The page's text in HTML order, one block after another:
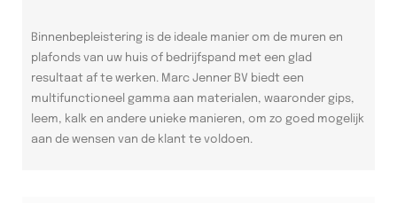
Binnenbepleistering is de ideale manier om de muren en
plafonds van uw huis of bedrijfspand met een glad
resultaat af te werken. Marc Jenner BV biedt een
multifunctioneel gamma aan materialen, waaronder gips,
leem, kalk en andere unieke manieren, om zo goed mogelijk
aan de wensen van de klant te voldoen.